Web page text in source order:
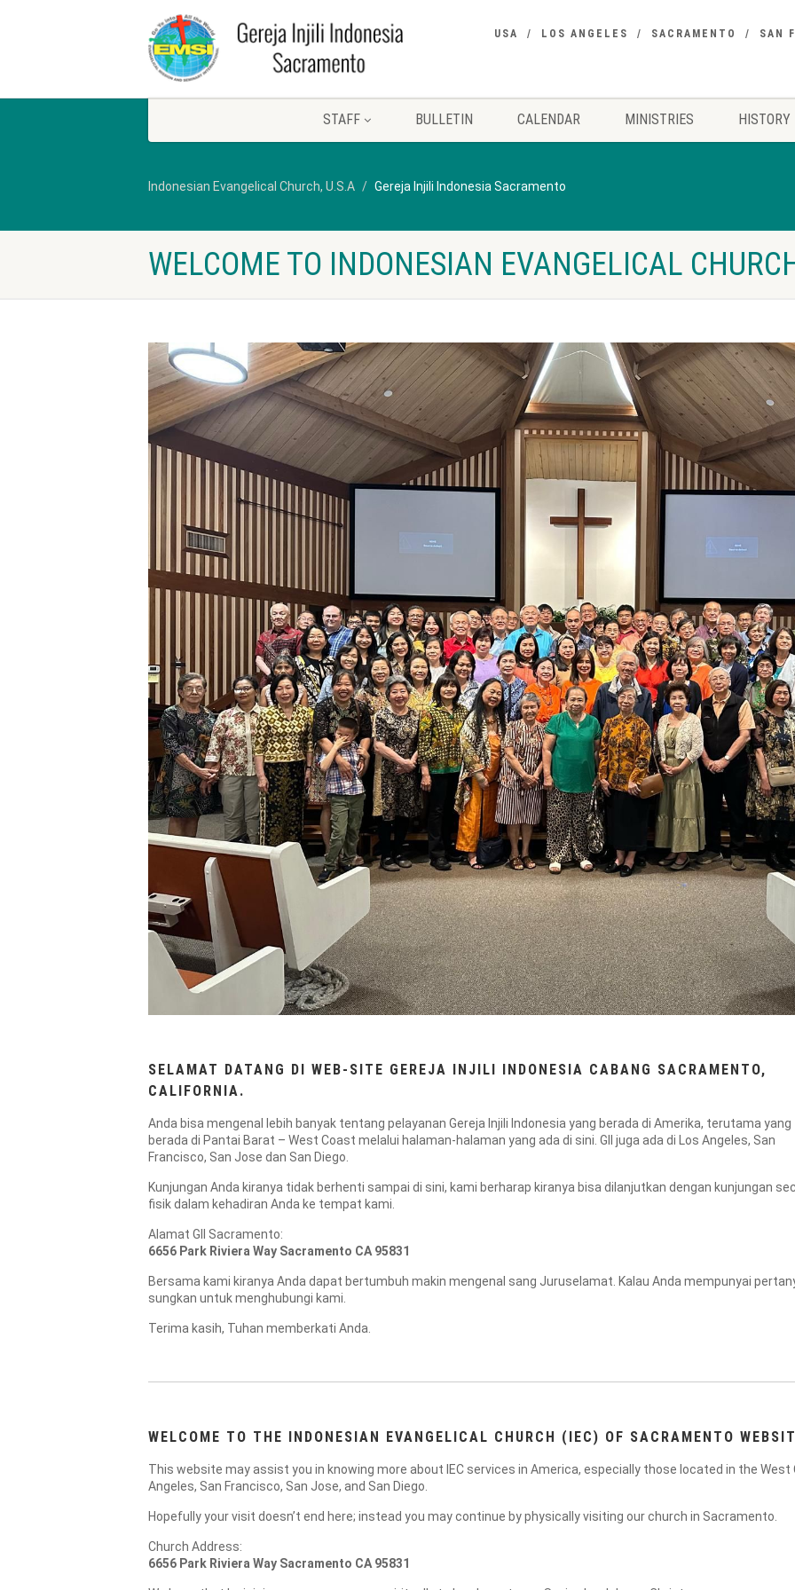
USA LOS ANGELES SACRAMENTO SAN
STAFF BULLETIN CALENDAR MINISTRIES HISTORY
Indonesian Evangelical Church, U.S.A Gereja Injili Indonesia Sacramento
WELCOME TO INDONESIAN EVANGELICAL
SELAMAT DATANG DI WEB-SITE GEREJA INJILI INDONESIA CABANG SACRAMENTO,
CALIFORNIA.
Anda bisa mengenal lebih banyak tentang pelayanan Gereja Injili Indonesia yang berada di Amerika, terutama yang
berada di Pantai Barat – West Coast melalui halaman-halaman yang ada di sini. GII juga ada di Los Angeles, San
Francisco, San Jose dan San Diego.
Kunjungan Anda kiranya tidak berhenti sampai di sini, kami berharap kiranya bisa dilanjutkan dengan kunjungan
fisik dalam kehadiran Anda ke tempat kami.
Alamat GII Sacramento:
6656 Park Riviera Way Sacramento CA 95831
Bersama kami kiranya Anda dapat bertumbuh makin mengenal sang Juruselamat. Kalau Anda mempunyai
sungkan untuk menghubungi kami.
Terima kasih, Tuhan memberkati Anda.
WELCOME TO THE INDONESIAN EVANGELICAL CHURCH (IEC) OF SACRAMENTO
This website may assist you in knowing more about IEC services in America, especially those located in the West
Angeles, San Francisco, San Jose, and San Diego.
Hopefully your visit doesn’t end here; instead you may continue by physically visiting our church in Sacramento.
Church Address:
6656 Park Riviera Way Sacramento CA 95831